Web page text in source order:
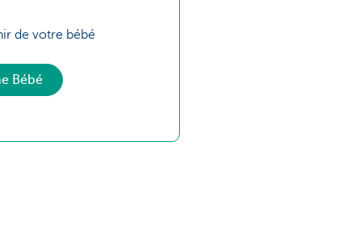
de votre bébé
Bébé